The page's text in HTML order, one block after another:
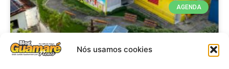
Nós usamos cookies
AGENDA